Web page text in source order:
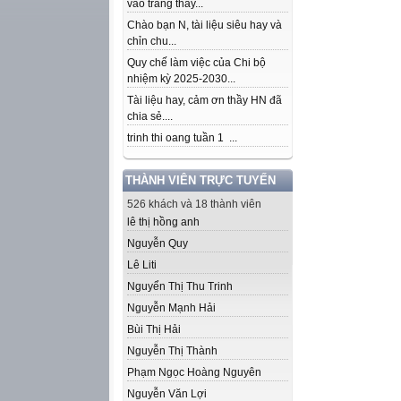
vào trang thầy...
Chào bạn N, tài liệu siêu hay và
chỉn chu...
Quy chế làm việc của Chi bộ
nhiệm kỳ 2025-2030...
Tài liệu hay, cảm ơn thầy HN đã
chia sẻ....
trinh thi oang tuần 1 ...
THÀNH VIÊN TRỰC TUYẾN
526 khách và 18 thành viên
lê thị hồng anh
Nguyễn Quy
Lê Liti
Nguyển Thị Thu Trinh
Nguyễn Mạnh Hải
Bùi Thị Hải
Nguyễn Thị Thành
Phạm Ngọc Hoàng Nguyên
Nguyễn Văn Lợi